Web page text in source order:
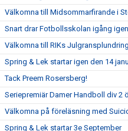
Välkomna till Midsommarfirande i
Snart drar Fotbollsskolan igång
Välkomna till RIKs
Spring & Lek startar igen den 14
Tack Preem Rosersberg!
Seriepremiär Damer Handboll div 2
Välkomna på föreläsning med
Spring & Lek startar 3e September